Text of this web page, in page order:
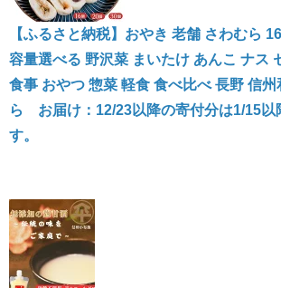
【ふるさと納税】おやき 老舗 さわむら
容量選べる 野沢菜 まいたけ あんこ ナス
食事 おやつ 惣菜 軽食 食べ比べ 長野 信
ら お届け：12/23以降の寄付分は1/15以
す。